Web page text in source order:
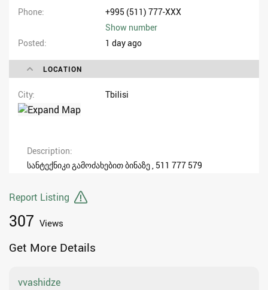
Phone
+995 (511) 777-XXX
Show number
Posted
1 day ago
LOCATION
City Tbilisi
Description
სანტექნიკი გამოძახებით ბინაზე , 511 777 579
Report Listing
307 Views
Get More Details
vvashidze